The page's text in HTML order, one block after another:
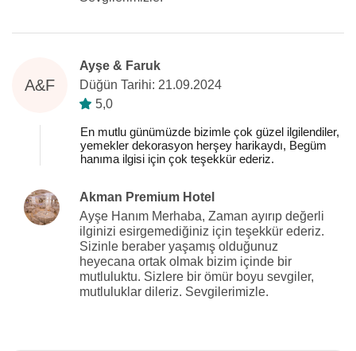
A&F
Ayşe & Faruk
Düğün Tarihi: 21.09.2024
5,0
En mutlu günümüzde bizimle çok güzel ilgilendiler,
yemekler dekorasyon herşey harikaydı, Begüm
hanıma ilgisi için çok teşekkür ederiz.
Akman Premium Hotel
Ayşe Hanım Merhaba, Zaman ayırıp değerli
ilginizi esirgemediğiniz için teşekkür ederiz.
Sizinle beraber yaşamış olduğunuz
heyecana ortak olmak bizim içinde bir
mutluluktu. Sizlere bir ömür boyu sevgiler,
mutluluklar dileriz. Sevgilerimizle.